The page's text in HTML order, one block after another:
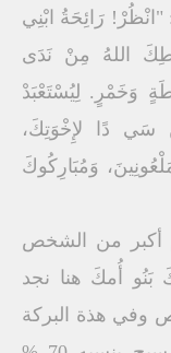
"انْظُرْ! رَائِحَةُ ابْنِي
اللهُ مِنْ نَدَى
وَخَمْرٍ. لِيُسْتَعْبَدْ
دًا لإِخْوَتِكَ،
وَمُبَارِكُوكَ
أكبر من الشخص
أُمكَ هنا نجد
وفي هذة البركة